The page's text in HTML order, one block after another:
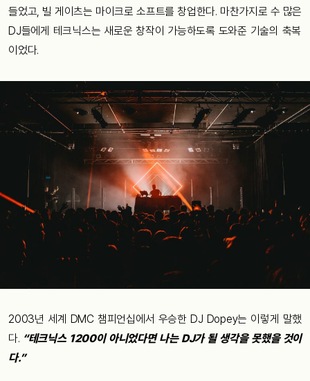
들었고, 빌 게이츠는 마이크로 소프트를 창업한다. 마찬가지로 수 많은
DJ들에게 테크닉스는 새로운 창작이 가능하도록 도와준 기술의 축복
이었다.
2003년 세계 DMC 챔피언십에서 우승한DJ Dopey는 이렇게 말했
다. “테크닉스1200이 아니었다면 나는DJ가 될 생각을 못했을 것이
다.”